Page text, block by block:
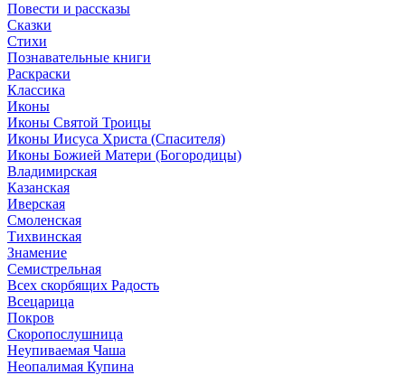
Повести и рассказы
Сказки
Стихи
Познавательные книги
Раскраски
Классика
Иконы
Иконы Святой Троицы
Иконы Иисуса Христа (Спасителя)
Иконы Божией Матери (Богородицы)
Владимирская
Казанская
Иверская
Смоленская
Тихвинская
Знамение
Семистрельная
Всех скорбящих Радость
Всецарица
Покров
Скоропослушница
Неупиваемая Чаша
Неопалимая Купина